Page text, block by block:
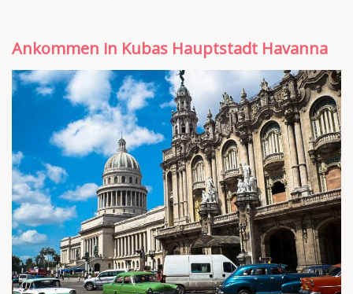
Ankommen in Kubas Hauptstadt Havanna